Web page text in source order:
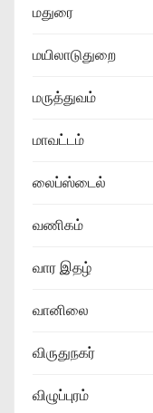
மதுரை
மயிலாடுதுறை
மருத்துவம்
மாவட்டம்
லைப்ஸ்டைல்
வணிகம்
வார இதழ்
வானிலை
விருதுநகர்
விழுப்புரம்